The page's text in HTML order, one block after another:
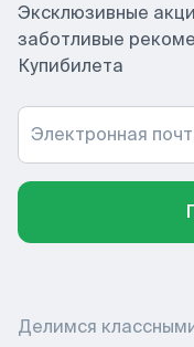
Эксклюзивные
заботливые
Купибилета
Электронная
Делимся